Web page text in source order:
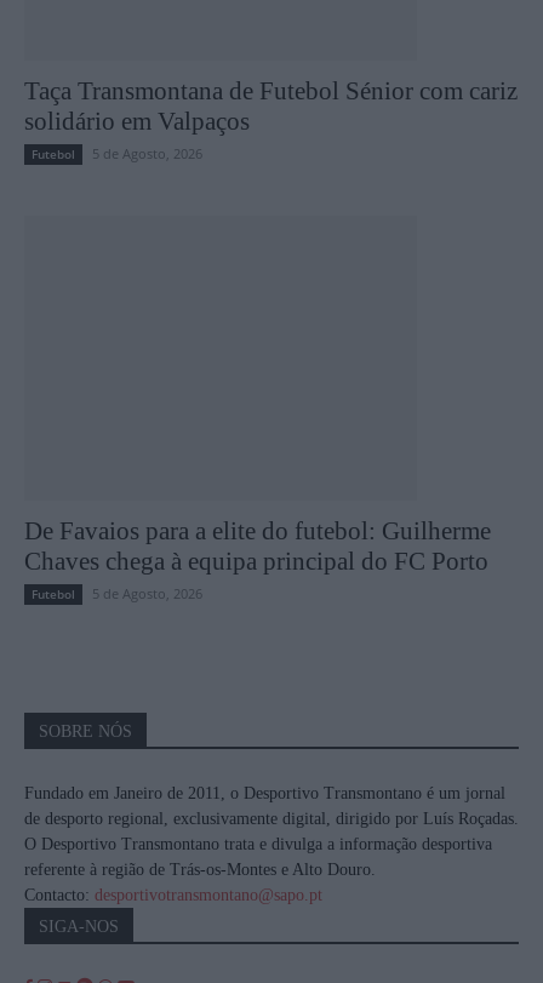
Taça Transmontana de Futebol Sénior com cariz
solidário em Valpaços
Futebol 5 de Agosto, 2026
De Favaios para a elite do futebol: Guilherme
Chaves chega à equipa principal do FC Porto
Futebol 5 de Agosto, 2026
SOBRE NÓS
Fundado em Janeiro de 2011, o Desportivo Transmontano é um jornal
de desporto regional, exclusivamente digital, dirigido por Luís Roçadas.
O Desportivo Transmontano trata e divulga a informação desportiva
referente à região de Trás-os-Montes e Alto Douro.
Contacto: desportivotransmontano@sapo.pt
SIGA-NOS